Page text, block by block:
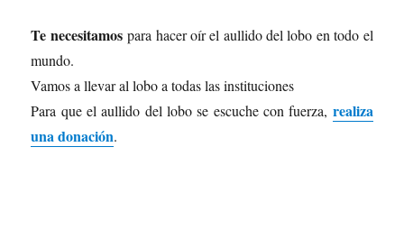
Te necesitamospara hacer oír el aullido del lobo en todo el
mundo.
Vamos a llevar al lobo a todas las instituciones
Para que el aullido del lobo se escuche con fuerza, realiza
una donación.